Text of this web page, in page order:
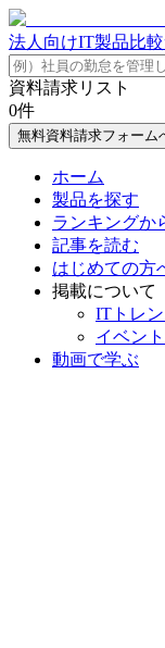
法人向けIT製品比較
資料請求リスト
0件
無料資料請求フォーム
ホーム
製品を探す
ランキングか
記事を読む
はじめての方
掲載について
ITトレ
イベン
動画で学ぶ